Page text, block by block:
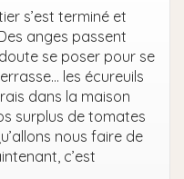
s’est terminé et
anges passent
se poser pour se
les écureuils
dans la maison
surplus de tomates
nous faire de
c’est